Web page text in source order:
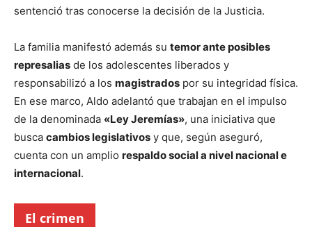
sentenció tras conocerse la decisión de la Justicia.
La familia manifestó además su temor ante posibles
represalias de los adolescentes liberados y
responsabilizó a los magistrados por su integridad física.
En ese marco, Aldo adelantó que trabajan en el impulso
de la denominada «Ley Jeremías», una iniciativa que
busca cambios legislativos y que, según aseguró,
cuenta con un amplio respaldo social a nivel nacional e
internacional.
El crimen